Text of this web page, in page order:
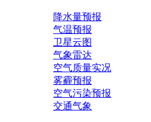
降水量预报
气温预报
卫星云图
气象雷达
空气质量实况
雾霾预报
空气污染预报
交通气象